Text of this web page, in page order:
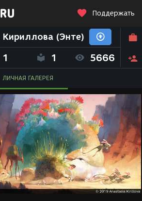
Поддержать
Кириллова (Энте)
1 1 5666
ЛИЧНАЯ ГАЛЕРЕЯ